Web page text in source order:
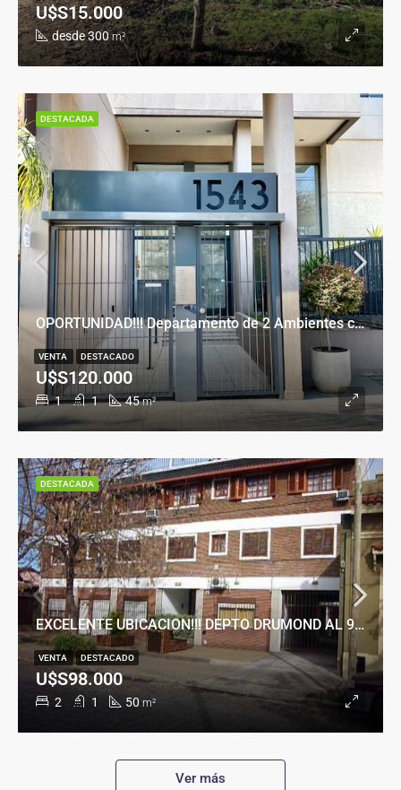
desde 300 m²
U$S15.000
OPORTUNIDAD!!! Departamento de 2 Ambientes con Cochera en Banfield Este
1 1 45 m²
U$S120.000
VENTA DESTACADO
DESTACADA
EXCELENTE UBICACION!!! DEPTO DRUMOND AL 900
2 1 50 m²
U$S98.000
VENTA DESTACADO
DESTACADA
Ver más